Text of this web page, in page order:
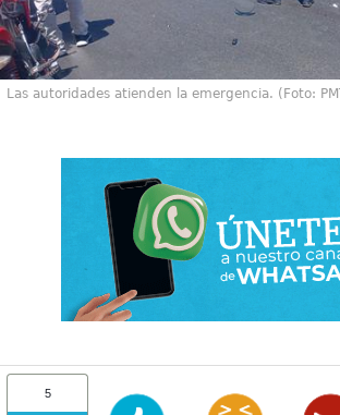
Las autoridades atienden la emergencia. (Foto:
5